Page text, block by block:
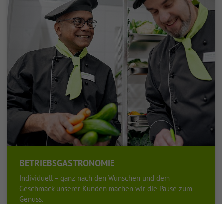
BETRIEBSGASTRONOMIE
Individuell – ganz nach den Wünschen und dem
Geschmack unserer Kunden machen wir die Pause zum
Genuss.